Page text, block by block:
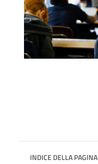
INDICE DELLA PAGINA